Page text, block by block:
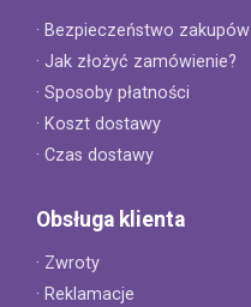
· Bezpieczeństwo zakupów
· Jak złożyć zamówienie?
· Sposoby płatności
· Koszt dostawy
· Czas dostawy
Obsługa klienta
· Zwroty
· Reklamacje